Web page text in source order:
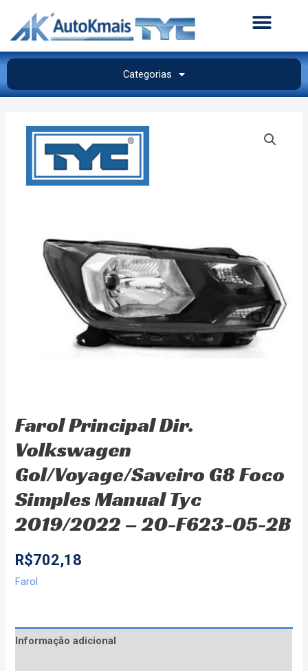
Categorias
Farol Principal Dir.
Volkswagen
Gol/Voyage/Saveiro G8 Foco
Simples Manual Tyc
2019/2022 – 20-F623-05-2B
R$702,18
Farol
Informação adicional